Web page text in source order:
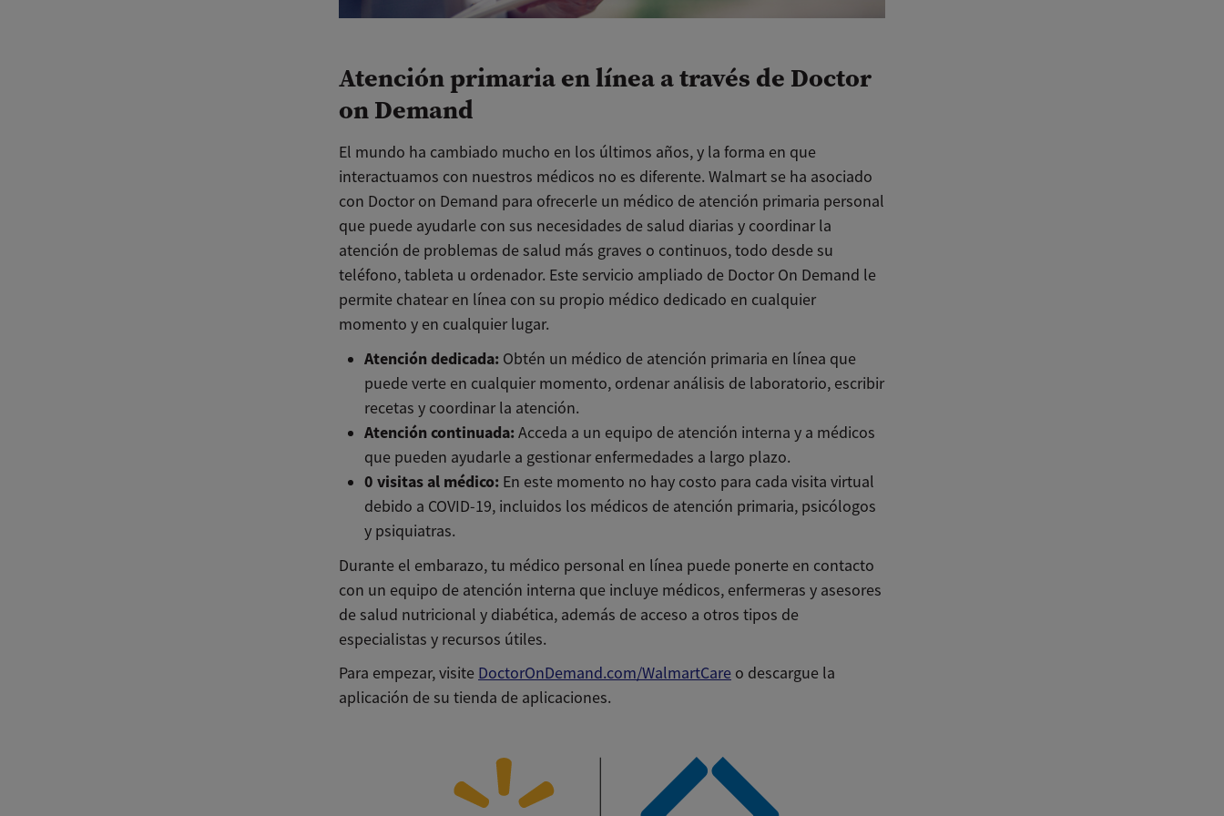
Atención primaria en línea a través de Doctor
on Demand
El mundo ha cambiado mucho en los últimos años, y la forma en que
interactuamos con nuestros médicos no es diferente. Walmart se ha asociado
con Doctor on Demand para ofrecerle un médico de atención primaria personal
que puede ayudarle con sus necesidades de salud diarias y coordinar la
atención de problemas de salud más graves o continuos, todo desde su
teléfono, tableta u ordenador. Este servicio ampliado de Doctor On Demand le
permite chatear en línea con su propio médico dedicado en cualquier
momento y en cualquier lugar.
Atención dedicada: Obtén un médico de atención primaria en línea que
puede verte en cualquier momento, ordenar análisis de laboratorio, escribir
recetas y coordinar la atención.
Atención continuada:Acceda a un equipo de atención interna y a médicos
que pueden ayudarle a gestionar enfermedades a largo plazo.
0 visitas al médico: En este momento no hay costo para cada visita virtual
debido a COVID-19, incluidos los médicos de atención primaria, psicólogos
y psiquiatras.
Durante el embarazo, tu médico personal en línea puede ponerte en contacto
con un equipo de atención interna que incluye médicos, enfermeras y asesores
de salud nutricional y diabética, además de acceso a otros tipos de
especialistas y recursos útiles.
Para empezar, visite DoctorOnDemand.com/WalmartCare o descargue la
aplicación de su tienda de aplicaciones.